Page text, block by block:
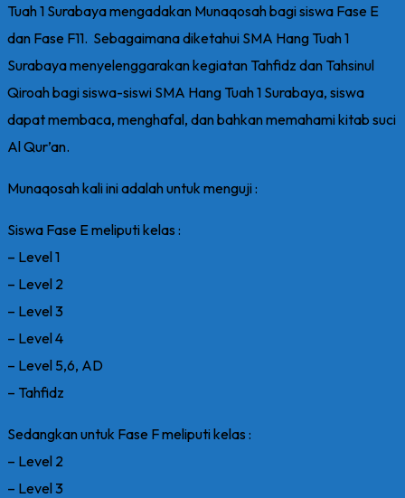
Tuah 1 Surabaya mengadakan Munaqosah bagi siswa Fase E
dan Fase F11. Sebagaimana diketahui SMA Hang Tuah 1
Surabaya menyelenggarakan kegiatan Tahfidz dan Tahsinul
Qiroah bagi siswa-siswi SMA Hang Tuah 1 Surabaya, siswa
dapat membaca, menghafal, dan bahkan memahami kitab suci
Al Qur’an.
Munaqosah kali ini adalah untuk menguji :
Siswa Fase E meliputi kelas :
– Level 1
– Level 2
– Level 3
– Level 4
– Level 5,6, AD
– Tahfidz
Sedangkan untuk Fase F meliputi kelas :
– Level 2
– Level 3